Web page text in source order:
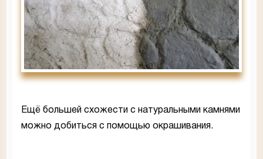
Ещё большей схожести с натуральными камнями
можно добиться с помощью окрашивания.